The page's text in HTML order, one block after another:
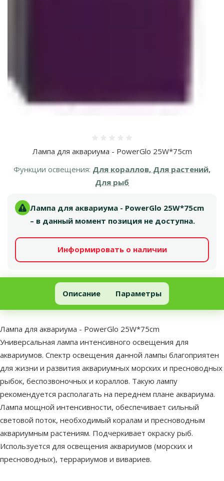
Лампа для аквариума - PowerGlo 25W*75cm
Функции освещения: Для кораллов, Для растений,
Для рыб
Лампа для аквариума - PowerGlo 25W*75cm
– в данный момент позиция не доступна.
Информировать о наличии
Лампа для аквариума - PowerGlo 25W*75cm
Описание Параметры
В начало страницы
superzoo.product.detail.content
Лампа для аквариума - PowerGlo 25W*75cm
Универсальная лампа интенсивного освещения для
аквариумов. Спектр освещения данной лампы благоприятен
для жизни и развития аквариумных морских и пресноводных
рыбок, беспозвоночных и кораллов. Такую лампу
рекомендуется располагать на переднем плане аквариума.
Лампа мощной интенсивности, обеспечивает сильный
световой поток, необходимый коралам и пресноводным
аквариумным растениям. Подчеркивает окраску рыб.
Используется для освещения аквариумов (морских и
пресноводных), террариумов и вивариев.